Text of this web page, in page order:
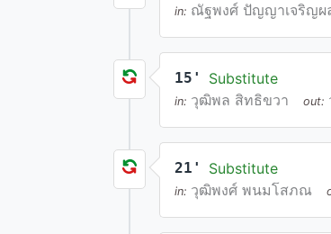
in: ณัฐพงศ์ ปัญญาเจริญผ
15' Substitute
in: วุฒิพล สิทธิขวา out:
21' Substitute
in: วุฒิพงศ์ พนมโสภณ